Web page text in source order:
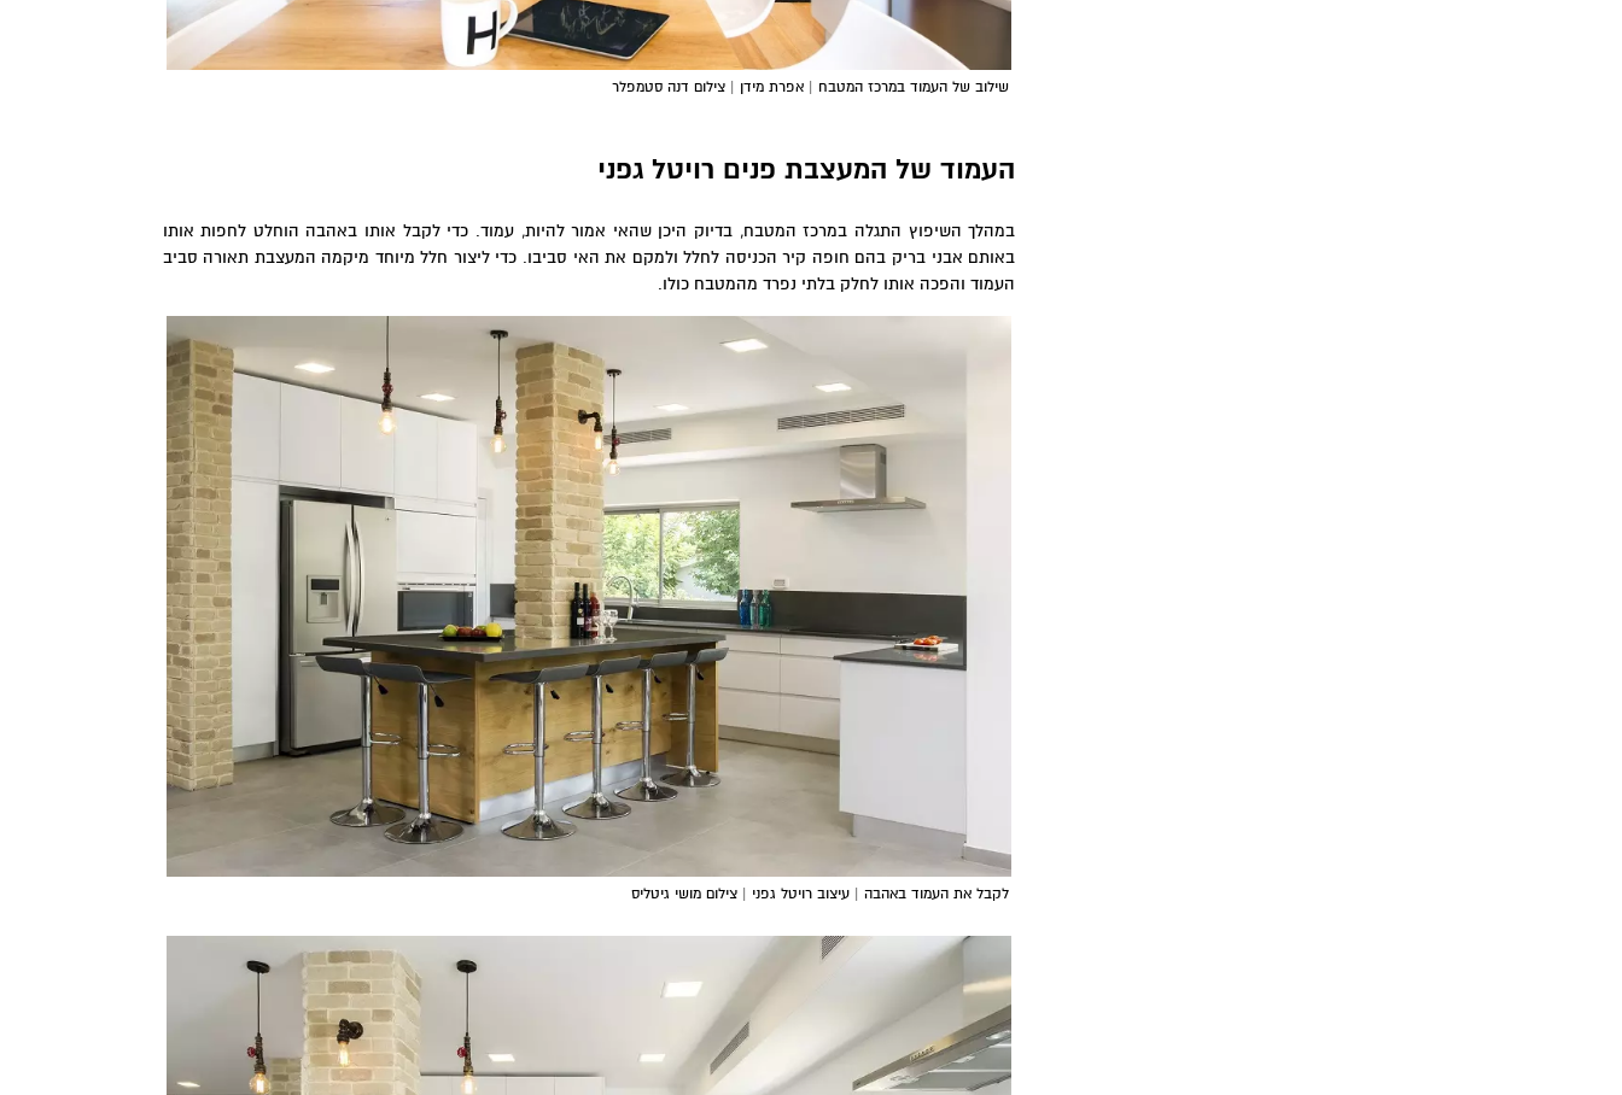
שילוב של העמוד במרכז המטבח | אפרת מידן | צילום דנה סטמפלר
העמוד של המעצבת פנים רויטל גפני
במהלך השיפוץ התגלה במרכז המטבח, בדיוק היכן שהאי אמור להיות, עמוד. כדי לקבל אותו באהבה הוחלט לחפות אותו
באותם אבני בריק בהם חופה קיר הכניסה לחלל ולמקם את האי סביבו. כדי ליצור חלל מיוחד מיקמה המעצבת תאורה סביב
העמוד והפכה אותו לחלק בלתי נפרד מהמטבח כולו.
לקבל את העמוד באהבה | עיצוב רויטל גפני | צילום מושי גיטליס